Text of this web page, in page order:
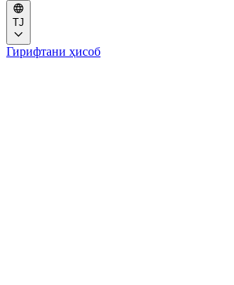
TJ
Гирифтани ҳисоб